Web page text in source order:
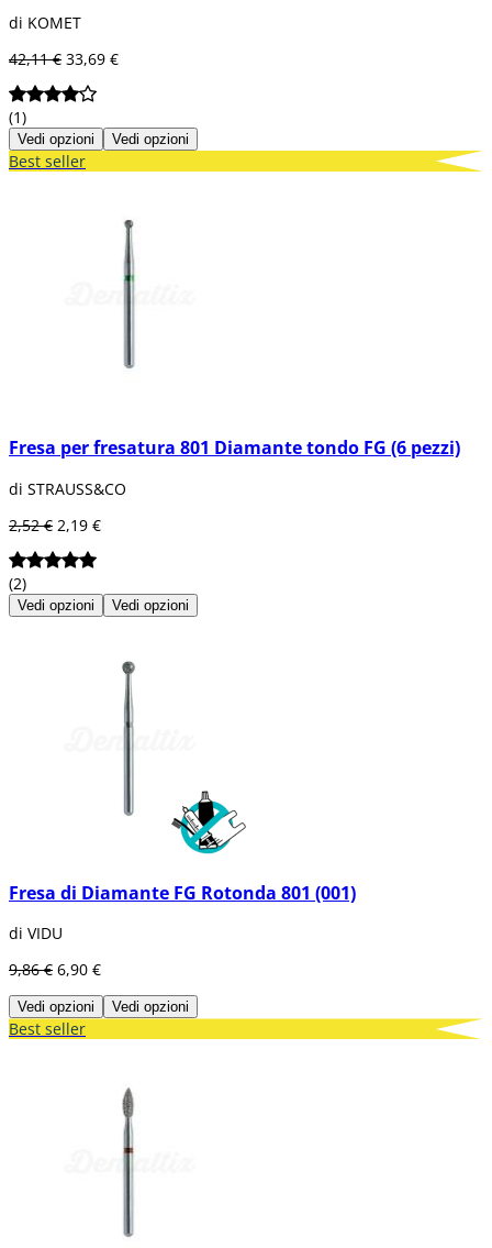
di KOMET
42,11 € 33,69 €
(1)
Vedi opzioni Vedi opzioni
Best seller
Fresa per fresatura 801 Diamante tondo FG (6 pezzi)
di STRAUSS&CO
2,52 € 2,19 €
(2)
Vedi opzioni Vedi opzioni
Fresa di Diamante FG Rotonda 801 (001)
di VIDU
9,86 € 6,90 €
Vedi opzioni Vedi opzioni
Best seller